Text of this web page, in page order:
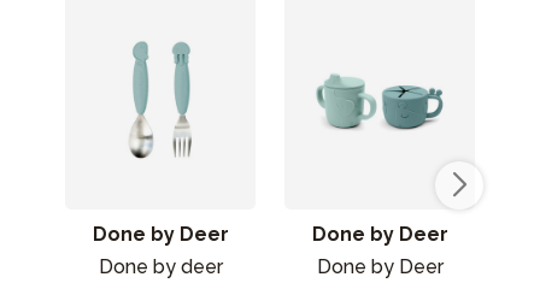
Done by Deer
Done by deer
Done by Deer
Done by Deer